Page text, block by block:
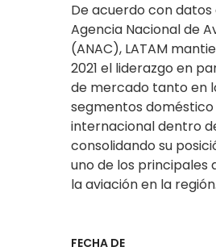
De acuerdo con datos
Agencia Nacional de
(ANAC), LATAM
2021 el liderazgo en
de mercado tanto en
segmentos
internacional dentro
consolidando su
uno de los principales
la aviación en la región.
FECHA DE